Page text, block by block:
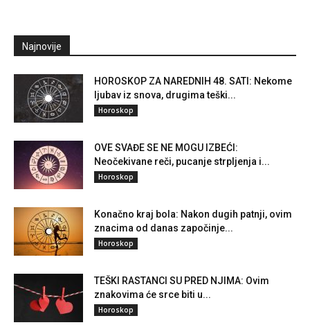
Najnovije
HOROSKOP ZA NAREDNIH 48. SATI: Nekome
ljubav iz snova, drugima teški...
Horoskop
OVE SVAĐE SE NE MOGU IZBEĆI:
Neočekivane reči, pucanje strpljenja i...
Horoskop
Konačno kraj bola: Nakon dugih patnji, ovim
znacima od danas započinje...
Horoskop
TEŠKI RASTANCI SU PRED NJIMA: Ovim
znakovima će srce biti u...
Horoskop